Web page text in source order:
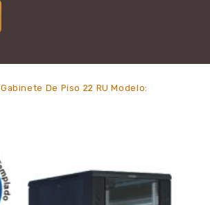
Gabinete De Piso 22 RU Modelo: